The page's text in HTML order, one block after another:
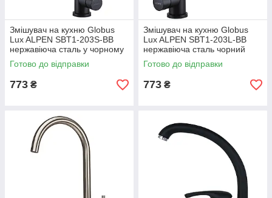
Змішувач на кухню Globus
Lux ALPEN SBT1-203S-BB
нержавіюча сталь у чорному
кольорі
Готово до відправки
773 ₴
Змішувач на кухню Globus
Lux ALPEN SBT1-203L-BB
нержавіюча сталь чорний
матовий колір
Готово до відправки
773 ₴